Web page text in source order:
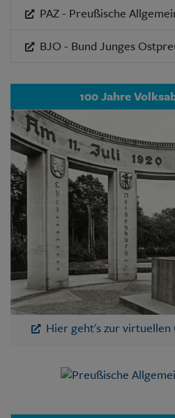
PAZ - Preußische
BJO - Bund Junges
100 Jahre
Hier geht's zur virtuellen